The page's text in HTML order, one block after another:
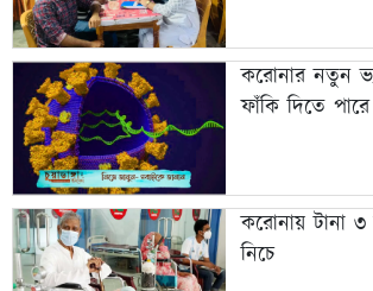
করোনার নতুন
ফাঁকি দিতে
করোনায় টানা
নিচে